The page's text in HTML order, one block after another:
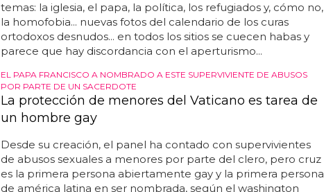
temas: la iglesia, el papa, la política, los refugiados y, cómo no,
la homofobia... nuevas fotos del calendario de los curas
ortodoxos desnudos... en todos los sitios se cuecen habas y
parece que hay discordancia con el aperturismo...
EL PAPA FRANCISCO A NOMBRADO A ESTE SUPERVIVIENTE DE ABUSOS
POR PARTE DE UN SACERDOTE
La protección de menores del Vaticano es tarea de
un hombre gay
Desde su creación, el panel ha contado con supervivientes
de abusos sexuales a menores por parte del clero, pero cruz
es la primera persona abiertamente gay y la primera persona
de américa latina en ser nombrada, según el washington